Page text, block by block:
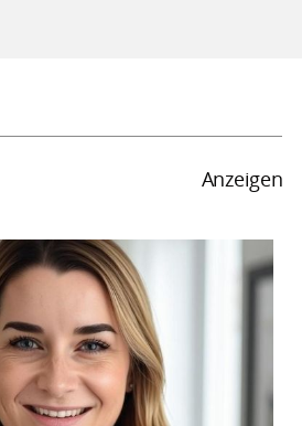
Anzeigen